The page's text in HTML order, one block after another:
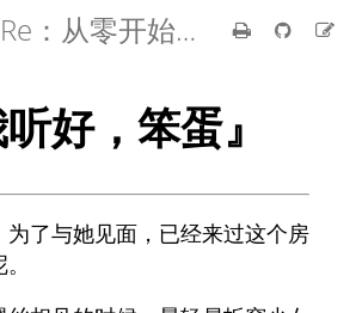
Re：从零开始的异世界生活
听好，笨蛋』
了与她见面，已经来过这个房